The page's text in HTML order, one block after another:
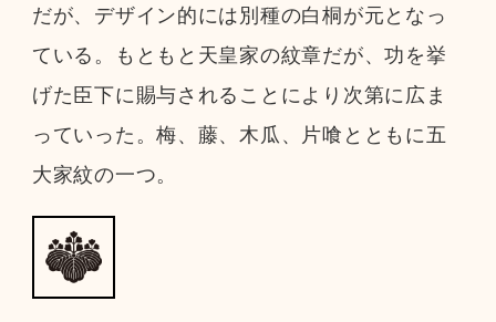
だが、デザイン的には別種の白桐が元となっ
ている。もともと天皇家の紋章だが、功を挙
げた臣下に賜与されることにより次第に広ま
っていった。梅、藤、木瓜、片喰とともに五
大家紋の一つ。